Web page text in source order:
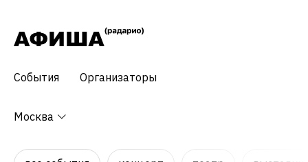
События Организаторы
Москва